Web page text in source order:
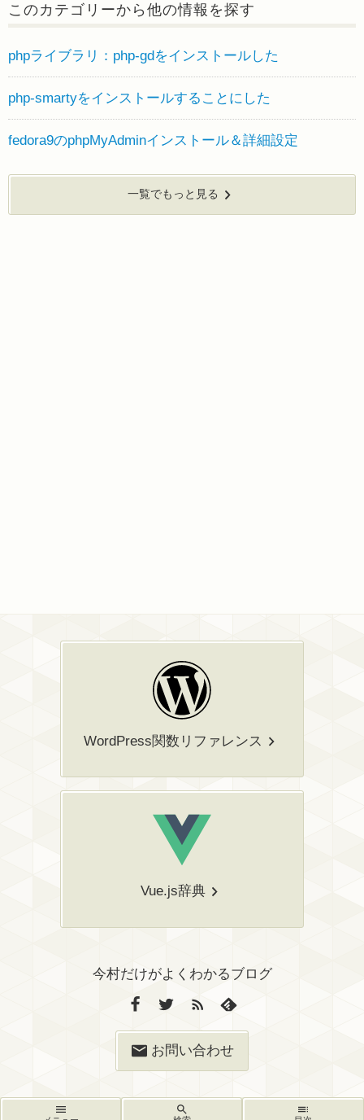
このカテゴリーから他の情報を探す
phpライブラリ：php-gdをインストールした
php-smartyをインストールすることにした
fedora9のphpMyAdminインストール＆詳細設定
一覧でもっと見る
WordPress関数リファレンス
Vue.js辞典
今村だけがよくわかるブログ
お問い合わせ